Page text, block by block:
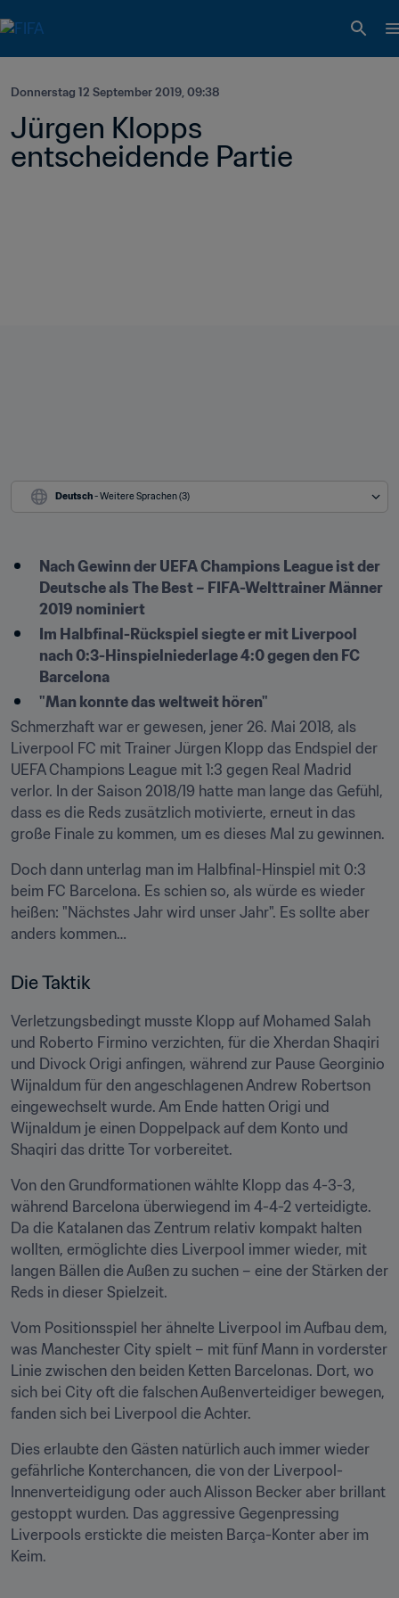
Donnerstag 12 September 2019, 09:38
Jürgen Klopps
entscheidende Partie
Deutsch - Weitere Sprachen (3)
Nach Gewinn der UEFA Champions League ist der
Deutsche als The Best – FIFA-Welttrainer Männer
2019 nominiert
Im Halbfinal-Rückspiel siegte er mit Liverpool
nach 0:3-Hinspielniederlage 4:0 gegen den FC
Barcelona
"Man konnte das weltweit hören"
Schmerzhaft war er gewesen, jener 26. Mai 2018, als
Liverpool FC mit Trainer Jürgen Klopp das Endspiel der
UEFA Champions League mit 1:3 gegen Real Madrid
verlor. In der Saison 2018/19 hatte man lange das Gefühl,
dass es die Reds zusätzlich motivierte, erneut in das
große Finale zu kommen, um es dieses Mal zu gewinnen.
Doch dann unterlag man im Halbfinal-Hinspiel mit 0:3
beim FC Barcelona. Es schien so, als würde es wieder
heißen: "Nächstes Jahr wird unser Jahr". Es sollte aber
anders kommen…
Die Taktik
Verletzungsbedingt musste Klopp auf Mohamed Salah
und Roberto Firmino verzichten, für die Xherdan Shaqiri
und Divock Origi anfingen, während zur Pause Georginio
Wijnaldum für den angeschlagenen Andrew Robertson
eingewechselt wurde. Am Ende hatten Origi und
Wijnaldum je einen Doppelpack auf dem Konto und
Shaqiri das dritte Tor vorbereitet.
Von den Grundformationen wählte Klopp das 4-3-3,
während Barcelona überwiegend im 4-4-2 verteidigte.
Da die Katalanen das Zentrum relativ kompakt halten
wollten, ermöglichte dies Liverpool immer wieder, mit
langen Bällen die Außen zu suchen – eine der Stärken der
Reds in dieser Spielzeit.
Vom Positionsspiel her ähnelte Liverpool im Aufbau dem,
was Manchester City spielt – mit fünf Mann in vorderster
Linie zwischen den beiden Ketten Barcelonas. Dort, wo
sich bei City oft die falschen Außenverteidiger bewegen,
fanden sich bei Liverpool die Achter.
Dies erlaubte den Gästen natürlich auch immer wieder
gefährliche Konterchancen, die von der Liverpool-
Innenverteidigung oder auch Alisson Becker aber brillant
gestoppt wurden. Das aggressive Gegenpressing
Liverpools erstickte die meisten Barça-Konter aber im
Keim.